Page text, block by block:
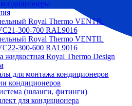
Royal Thermo VENTIL
300-700 RAL9016
Royal Thermo VENTIL
300-600 RAL9016
жидкостная Royal Thermo Design
для монтажа кондиционеров
кондиционеров
(шланги, фитинги)
для кондиционера